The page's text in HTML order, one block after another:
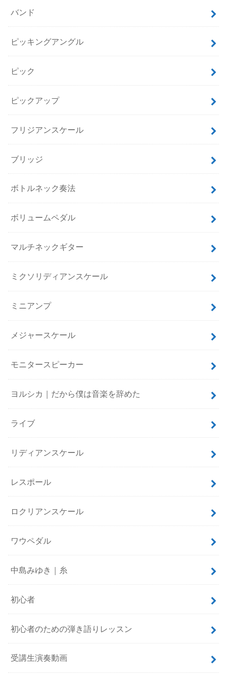
バンド
ピッキングアングル
ピック
ピックアップ
フリジアンスケール
ブリッジ
ボトルネック奏法
ボリュームペダル
マルチネックギター
ミクソリディアンスケール
ミニアンプ
メジャースケール
モニタースピーカー
ヨルシカ｜だから僕は音楽を辞めた
ライブ
リディアンスケール
レスポール
ロクリアンスケール
ワウペダル
中島みゆき｜糸
初心者
初心者のための弾き語りレッスン
受講生演奏動画